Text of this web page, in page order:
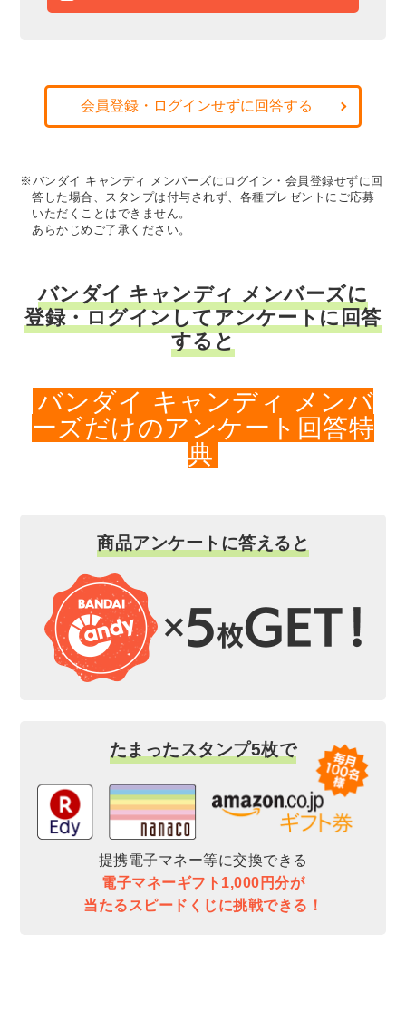
会員登録・ログインせずに回答する
※バンダイ キャンディ メンバーズにログイン・会員登録せずに回
答した場合、スタンプは付与されず、各種プレゼントにご応募
いただくことはできません。
あらかじめご了承ください。
バンダイ キャンディ メンバーズに
登録・ログインしてアンケートに回答
すると
バンダイ キャンディ メンバ
ーズだけのアンケート回答特
典
商品アンケートに答えると
たまったスタンプ5枚で
提携電子マネー等に交換できる
電子マネーギフト1,000円分が
当たるスピードくじに挑戦できる！